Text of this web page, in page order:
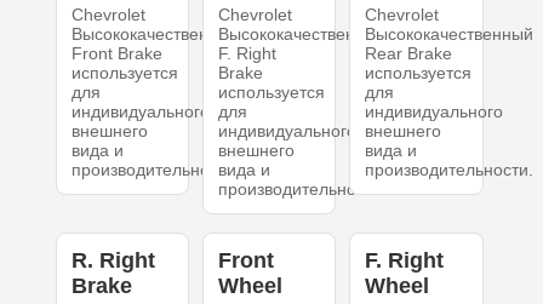
Chevrolet
Высококачественный
Front Brake
используется
для
индивидуального
внешнего
вида и
производительности.
Chevrolet
Высококачественный
F. Right
Brake
используется
для
индивидуального
внешнего
вида и
производительности.
Chevrolet
Высококачественный
Rear Brake
используется
для
индивидуального
внешнего
вида и
производительности.
R. Right
Brake
Front
Wheel
F. Right
Wheel